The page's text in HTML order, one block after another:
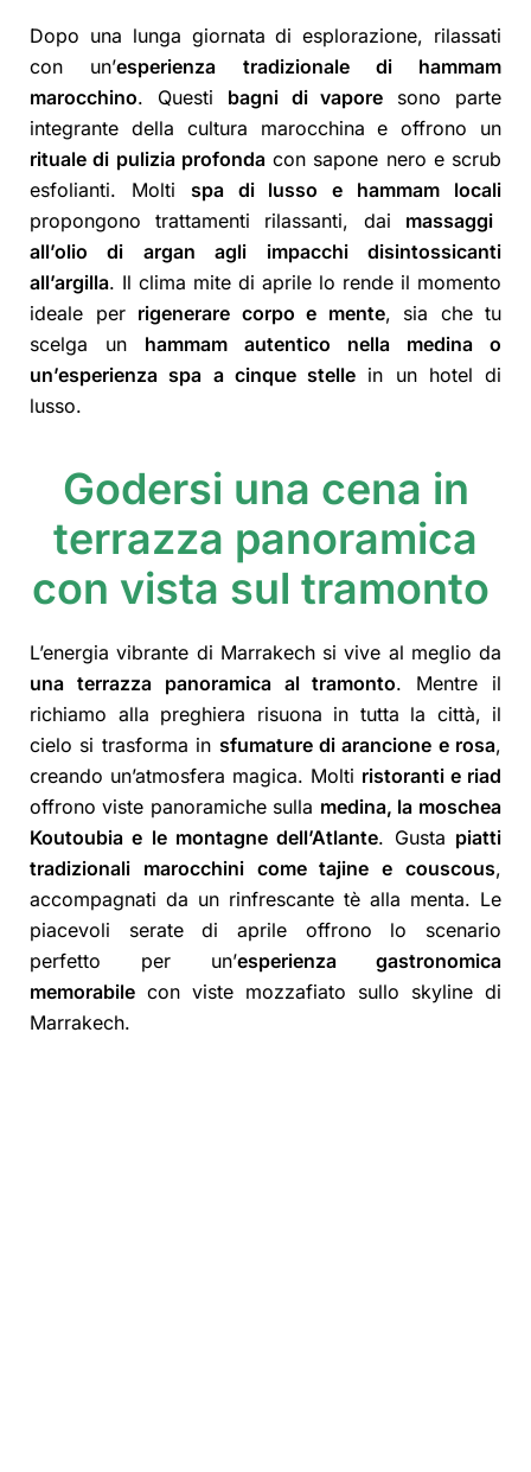
Dopo una lunga giornata di esplorazione, rilassati
con un’esperienza tradizionale di hammam
marocchino. Questi bagni di vapore sono parte
integrante della cultura marocchina e offrono un
rituale di pulizia profondacon sapone nero e scrub
esfolianti. Molti spa di lusso e hammam locali
propongono trattamenti rilassanti, dai massaggi
all’olio di argan agli impacchi disintossicanti
all’argilla. Il clima mite di aprile lo rende il momento
ideale per rigenerare corpo e mente, sia che tu
scelga un hammam autentico nella medina o
un’esperienza spa a cinque stelle in un hotel di
lusso.
Godersi una cena in
terrazza panoramica
con vista sul tramonto
L’energia vibrante di Marrakech si vive al meglio da
una terrazza panoramica al tramonto. Mentre il
richiamo alla preghiera risuona in tutta la città, il
cielo si trasforma in sfumature di arancione e rosa,
creando un’atmosfera magica. Molti ristoranti e riad
offrono viste panoramiche sulla medina, la moschea
Koutoubia e le montagne dell’Atlante. Gusta piatti
tradizionali marocchini come tajine e couscous,
accompagnati da un rinfrescante tè alla menta. Le
piacevoli serate di aprile offrono lo scenario
perfetto per un’esperienza gastronomica
memorabile con viste mozzafiato sullo skyline di
Marrakech.